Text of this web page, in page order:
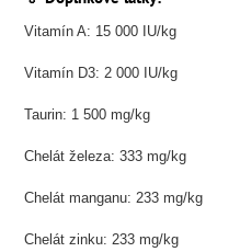
Vitamín A: 15 000 IU/kg
Vitamín D3: 2 000 IU/kg
Taurin: 1 500 mg/kg
Chelát železa: 333 mg/kg
Chelát manganu: 233 mg/kg
Chelát zinku: 233 mg/kg